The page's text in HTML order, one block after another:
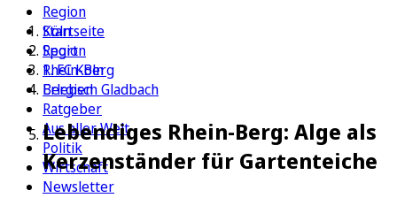
Region
Köln
Sport
1. FC Köln
Erleben
Ratgeber
Aus aller Welt
Politik
Wirtschaft
Newsletter
Startseite
Region
Rhein-Berg
Bergisch Gladbach
Lebendiges Rhein-Berg: Alge als
Kerzenständer für Gartenteiche